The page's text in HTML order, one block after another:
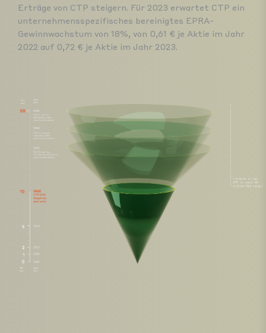
Erträge von CTP steigern. Für 2023 erwartet CTP ein
unternehmensspezifisches bereinigtes EPRA-
Gewinnwachstum von 18%, von 0,61 € je Aktie im Jahr
2022 auf 0,72 € je Aktie im Jahr 2023.